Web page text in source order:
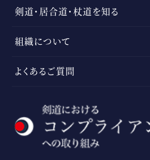
剣道・居合道・杖道を知る
組織について
よくあるご質問